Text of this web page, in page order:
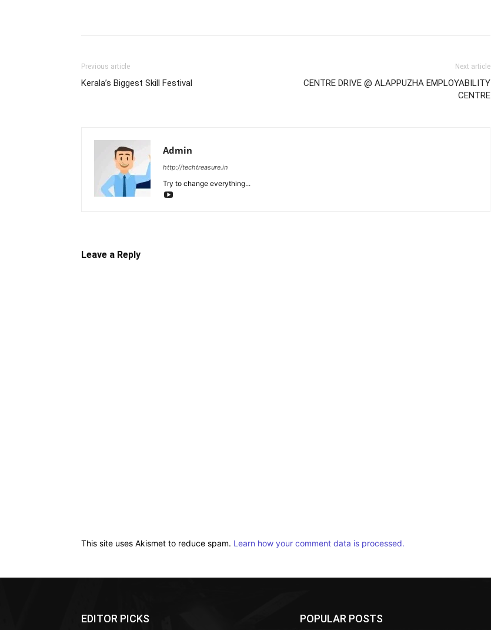
Previous article
Kerala’s Biggest Skill Festival
Next article
CENTRE DRIVE @ ALAPPUZHA EMPLOYABILITY
CENTRE
Admin
http://techtreasure.in
Try to change everything...
Leave a Reply
This site uses Akismet to reduce spam. Learn how your comment data is processed.
EDITOR PICKS POPULAR POSTS